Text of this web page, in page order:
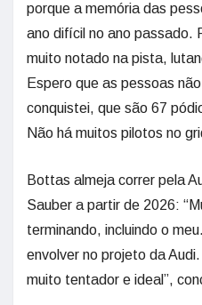
porque a memória das
ano difícil no ano passado.
muito notado na pista,
Espero que as pessoas
conquistei, que são 67
Não há muitos pilotos no
Bottas almeja correr pela
Sauber a partir de 2026:
terminando, incluindo o
envolver no projeto da
muito tentador e ideal”,